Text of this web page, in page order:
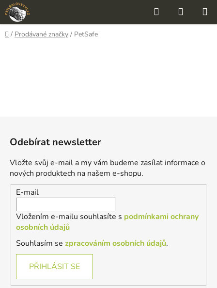
Přejít
na
obsah
Hledat
KOŠÍK
Domů
/ Prodávané značky / PetSafe
Odebírat newsletter
Vložte svůj e-mail a my vám budeme zasílat informace o
nových produktech na našem e-shopu.
E-mail
Vložením e-mailu souhlasíte s podmínkami ochrany
osobních údajů
Souhlasím se zpracováním osobních údajů.
PŘIHLÁSIT SE